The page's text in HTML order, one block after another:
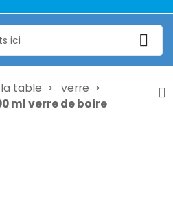
table
verre
ml verre de boire